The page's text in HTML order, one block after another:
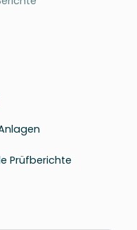
Prüfberichte